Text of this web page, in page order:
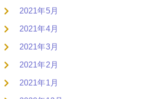
2021年5月
2021年4月
2021年3月
2021年2月
2021年1月